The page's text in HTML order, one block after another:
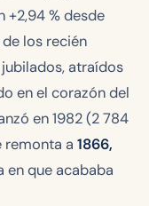
+2,94 % desde
los recién
atraídos
en el corazón del
en 1982 (2 784
remonta a 1866,
en que acababa